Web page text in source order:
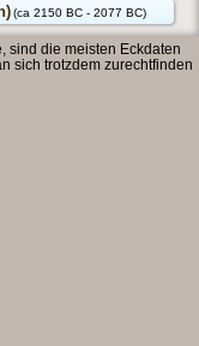
(ca 2150 BC - 2077 BC)
sind die meisten Eckdaten
sich trotzdem zurechtfinden